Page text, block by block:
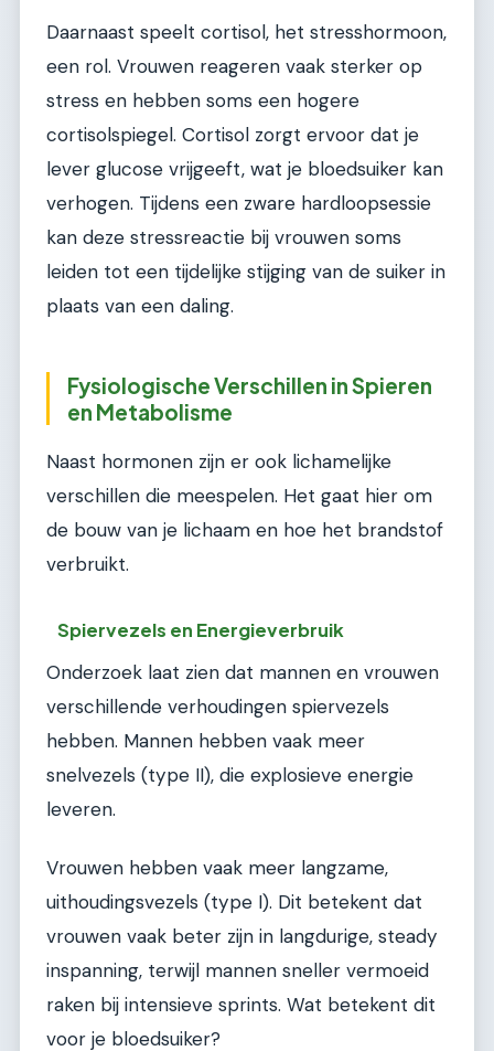
Daarnaast speelt cortisol, het stresshormoon,
een rol. Vrouwen reageren vaak sterker op
stress en hebben soms een hogere
cortisolspiegel. Cortisol zorgt ervoor dat je
lever glucose vrijgeeft, wat je bloedsuiker kan
verhogen. Tijdens een zware hardloopsessie
kan deze stressreactie bij vrouwen soms
leiden tot een tijdelijke stijging van de suiker in
plaats van een daling.
Fysiologische Verschillen in Spieren
en Metabolisme
Naast hormonen zijn er ook lichamelijke
verschillen die meespelen. Het gaat hier om
de bouw van je lichaam en hoe het brandstof
verbruikt.
Spiervezels en Energieverbruik
Onderzoek laat zien dat mannen en vrouwen
verschillende verhoudingen spiervezels
hebben. Mannen hebben vaak meer
snelvezels (type II), die explosieve energie
leveren.
Vrouwen hebben vaak meer langzame,
uithoudingsvezels (type I). Dit betekent dat
vrouwen vaak beter zijn in langdurige, steady
inspanning, terwijl mannen sneller vermoeid
raken bij intensieve sprints. Wat betekent dit
voor je bloedsuiker?